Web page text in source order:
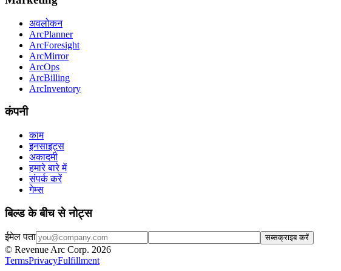
अवलोकन
ArcPlanner
ArcForesight
ArcMirror
ArcOps
ArcBilling
ArcInventory
कंपनी
काम
इनसाइट्स
अकादमी
हमारे बारे में
संपर्क करें
गेम्स
बिल्ड के बीच से नोट्स
ईमेल पता सब्सक्राइब करें
© Revenue Arc Corp. 2026
TermsPrivacyFulfillment